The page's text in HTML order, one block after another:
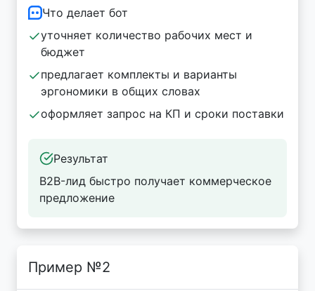
Что делает бот
уточняет количество рабочих мест и
бюджет
предлагает комплекты и варианты
эргономики в общих словах
оформляет запрос на КП и сроки поставки
Результат
B2B-лид быстро получает коммерческое
предложение
Пример №2